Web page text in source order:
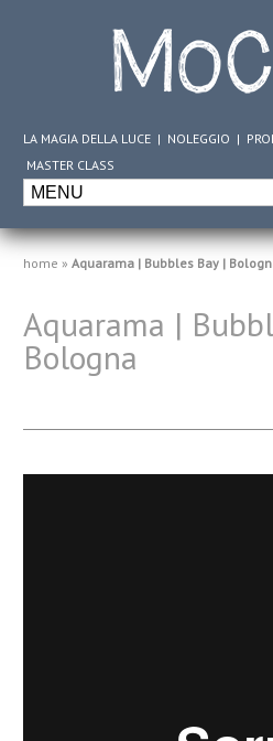
LA MAGIA DELLA LUCE | NOLEGGIO |
MASTER CLASS
home »Aquarama | Bubbles Bay |
Aquarama |
Bologna